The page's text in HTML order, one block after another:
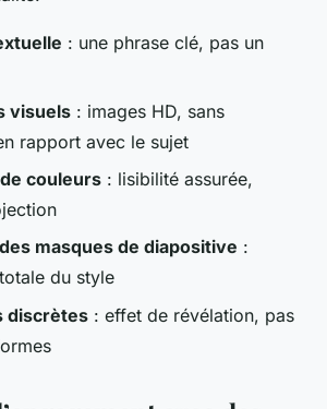
: une phrase clé, pas un
visuels : images HD, sans
rapport avec le sujet
couleurs : lisibilité assurée,
masques de diapositive :
du style
discrètes : effet de révélation, pas